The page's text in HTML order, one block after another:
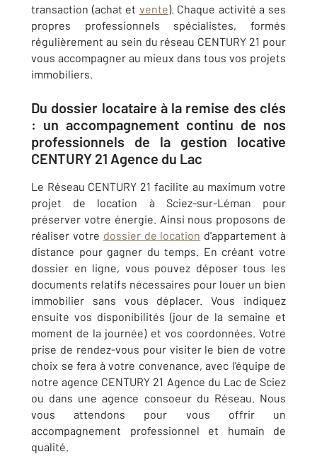
transaction (achat et vente). Chaque activité a ses
propres professionnels spécialistes, formés
régulièrement au sein du réseau CENTURY 21 pour
vous accompagner au mieux dans tous vos projets
immobiliers.
Du dossier locataire à la remise des clés
: un accompagnement continu de nos
professionnels de la gestion locative
CENTURY 21 Agence du Lac
Le Réseau CENTURY 21 facilite au maximum votre
projet de location à Sciez-sur-Léman pour
préserver votre énergie. Ainsi nous proposons de
réaliser votre dossier de location d'appartement à
distance pour gagner du temps. En créant votre
dossier en ligne, vous pouvez déposer tous les
documents relatifs nécessaires pour louer un bien
immobilier sans vous déplacer. Vous indiquez
ensuite vos disponibilités (jour de la semaine et
moment de la journée) et vos coordonnées. Votre
prise de rendez-vous pour visiter le bien de votre
choix se fera à votre convenance, avec l'équipe de
notre agence CENTURY 21 Agence du Lac de Sciez
ou dans une agence consoeur du Réseau. Nous
vous attendons pour vous offrir un
accompagnement professionnel et humain de
qualité.